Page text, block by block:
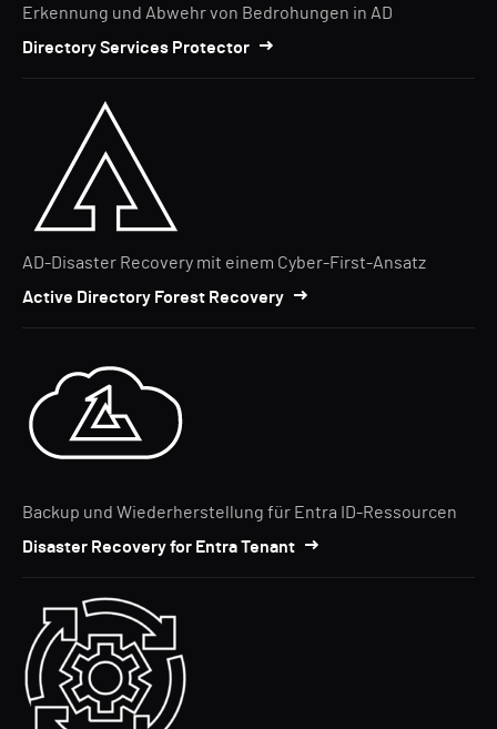
Erkennung und Abwehr von Bedrohungen in AD
Directory Services Protector
AD-Disaster Recovery mit einem Cyber-First-Ansatz
Active Directory Forest Recovery
Backup und Wiederherstellung für Entra ID-Ressourcen
Disaster Recovery for Entra Tenant